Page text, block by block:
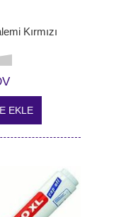
Kırmızı